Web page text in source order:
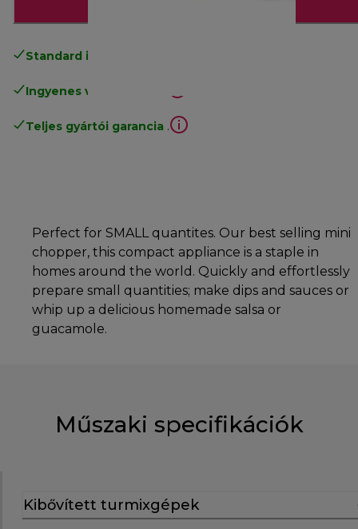
Standard ingyenes kiszállítás
Ingyenes visszaküldés
Teljes gyártói garancia .
Perfect for SMALL quantites. Our best selling mini
chopper, this compact appliance is a staple in
homes around the world. Quickly and effortlessly
prepare small quantities; make dips and sauces or
whip up a delicious homemade salsa or
guacamole.
Műszaki specifikációk
Kibővített turmixgépek